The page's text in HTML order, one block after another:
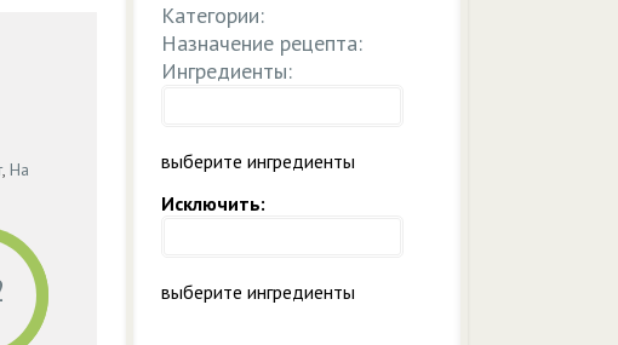
, На
Категории:
Назначение рецепта:
Ингредиенты:
выберите ингредиенты
Исключить:
выберите ингредиенты